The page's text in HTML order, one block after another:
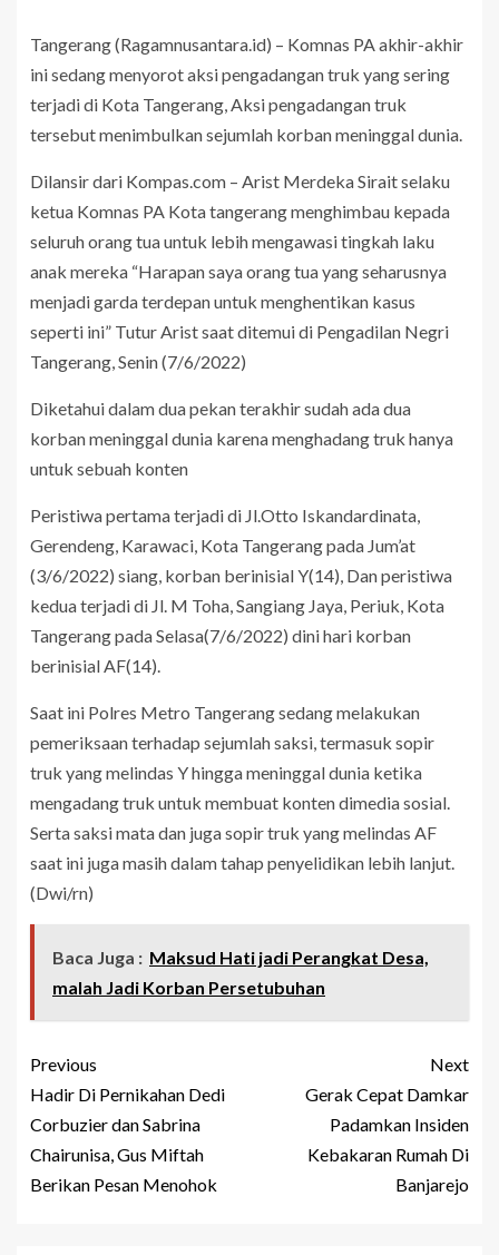
Tangerang (Ragamnusantara.id) – Komnas PA akhir-akhir
ini sedang menyorot aksi pengadangan truk yang sering
terjadi di Kota Tangerang, Aksi pengadangan truk
tersebut menimbulkan sejumlah korban meninggal dunia.
Dilansir dari Kompas.com – Arist Merdeka Sirait selaku
ketua Komnas PA Kota tangerang menghimbau kepada
seluruh orang tua untuk lebih mengawasi tingkah laku
anak mereka “Harapan saya orang tua yang seharusnya
menjadi garda terdepan untuk menghentikan kasus
seperti ini” Tutur Arist saat ditemui di Pengadilan Negri
Tangerang, Senin (7/6/2022)
Diketahui dalam dua pekan terakhir sudah ada dua
korban meninggal dunia karena menghadang truk hanya
untuk sebuah konten
Peristiwa pertama terjadi di Jl.Otto Iskandardinata,
Gerendeng, Karawaci, Kota Tangerang pada Jum’at
(3/6/2022) siang, korban berinisial Y(14), Dan peristiwa
kedua terjadi di Jl. M Toha, Sangiang Jaya, Periuk, Kota
Tangerang pada Selasa(7/6/2022) dini hari korban
berinisial AF(14).
Saat ini Polres Metro Tangerang sedang melakukan
pemeriksaan terhadap sejumlah saksi, termasuk sopir
truk yang melindas Y hingga meninggal dunia ketika
mengadang truk untuk membuat konten dimedia sosial.
Serta saksi mata dan juga sopir truk yang melindas AF
saat ini juga masih dalam tahap penyelidikan lebih lanjut.
(Dwi/rn)
Baca Juga : Maksud Hati jadi Perangkat Desa,
malah Jadi Korban Persetubuhan
Previous
Hadir Di Pernikahan Dedi
Corbuzier dan Sabrina
Chairunisa, Gus Miftah
Berikan Pesan Menohok
Next
Gerak Cepat Damkar
Padamkan Insiden
Kebakaran Rumah Di
Banjarejo